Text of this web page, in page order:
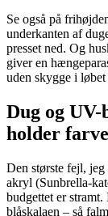
Se også på
underkanten af
presset ned. Og
giver en
uden skygge i løbet
Dug og
holder
Den største fejl,
akryl (Sunbrella-
budgettet er
blåskalaen – så